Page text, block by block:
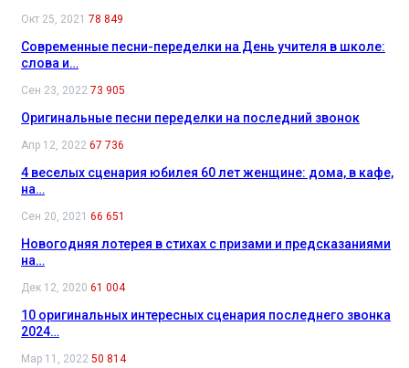
Окт 25, 2021 78 849
Современные песни-переделки на День учителя в школе:
слова и…
Сен 23, 2022 73 905
Оригинальные песни переделки на последний звонок
Апр 12, 2022 67 736
4 веселых сценария юбилея 60 лет женщине: дома, в кафе,
на…
Сен 20, 2021 66 651
Новогодняя лотерея в стихах с призами и предсказаниями
на…
Дек 12, 2020 61 004
10 оригинальных интересных сценария последнего звонка
2024…
Мар 11, 2022 50 814